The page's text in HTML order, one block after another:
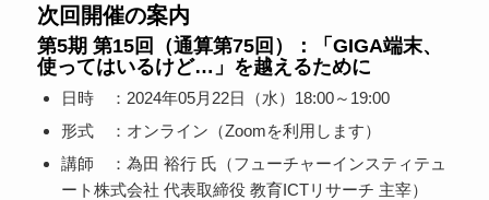
次回開催の案内
第5期 第15回（通算第75回）：「GIGA端末、
使ってはいるけど…」を越えるために
日時 ：2024年05月22日（水）18:00～19:00
形式 ：オンライン（Zoomを利用します）
講師 ：為田 裕行 氏（フューチャーインスティテュ
ート株式会社 代表取締役 教育ICTリサーチ 主宰）